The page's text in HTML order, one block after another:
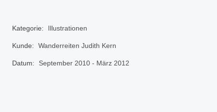
Kategorie: Illustrationen
Kunde: Wanderreiten Judith Kern
Datum: September 2010 - März 2012